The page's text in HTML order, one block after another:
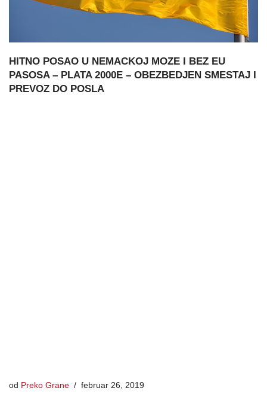
HITNO POSAO U NEMACKOJ MOZE I BEZ EU
PASOSA – PLATA 2000E – OBEZBEDJEN SMESTAJ I
PREVOZ DO POSLA
od Preko Grane februar 26, 2019